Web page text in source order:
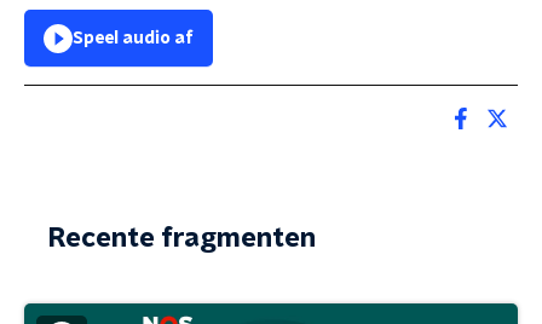
Speel audio af
Recente fragmenten